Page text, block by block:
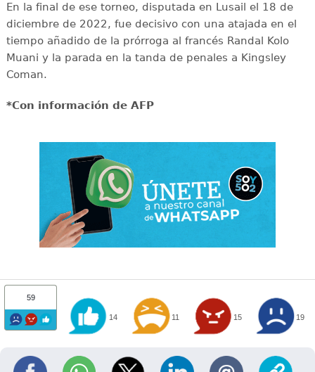
En la final de ese torneo, disputada en Lusail el 18 de
diciembre de 2022, fue decisivo con una atajada en el
tiempo añadido de la prórroga al francés Randal Kolo
Muani y la parada en la tanda de penales a Kingsley
Coman.
*Con información de AFP
59
14 11 15 19